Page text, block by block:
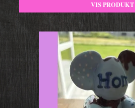
VIS PRODUKT